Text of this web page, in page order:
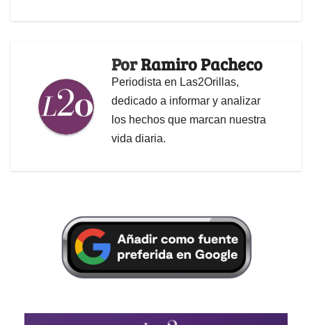
PorRamiro Pacheco
Periodista en Las2Orillas,
dedicado a informar y analizar
los hechos que marcan nuestra
vida diaria.